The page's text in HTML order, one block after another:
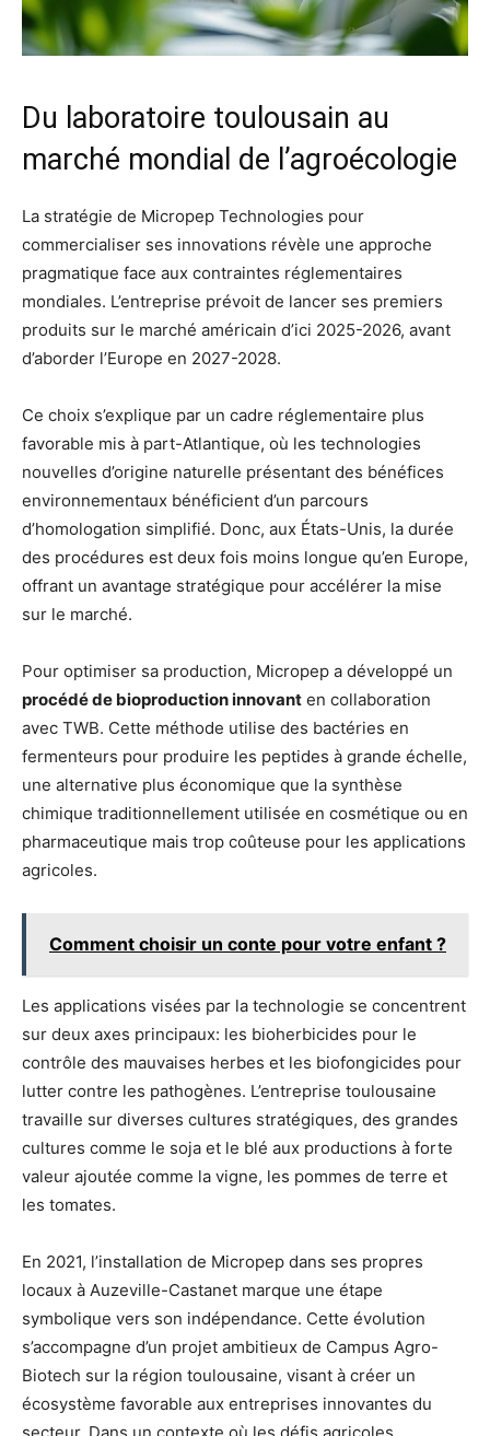
Du laboratoire toulousain au
marché mondial de l’agroécologie
La stratégie de Micropep Technologies pour
commercialiser ses innovations révèle une approche
pragmatique face aux contraintes réglementaires
mondiales. L’entreprise prévoit de lancer ses premiers
produits sur le marché américain d’ici 2025-2026, avant
d’aborder l’Europe en 2027-2028.
Ce choix s’explique par un cadre réglementaire plus
favorable mis à part-Atlantique, où les technologies
nouvelles d’origine naturelle présentant des bénéfices
environnementaux bénéficient d’un parcours
d’homologation simplifié. Donc, aux États-Unis, la durée
des procédures est deux fois moins longue qu’en Europe,
offrant un avantage stratégique pour accélérer la mise
sur le marché.
Pour optimiser sa production, Micropep a développé un
procédé de bioproduction innovant en collaboration
avec TWB. Cette méthode utilise des bactéries en
fermenteurs pour produire les peptides à grande échelle,
une alternative plus économique que la synthèse
chimique traditionnellement utilisée en cosmétique ou en
pharmaceutique mais trop coûteuse pour les applications
agricoles.
Comment choisir un conte pour votre enfant ?
Les applications visées par la technologie se concentrent
sur deux axes principaux: les bioherbicides pour le
contrôle des mauvaises herbes et les biofongicides pour
lutter contre les pathogènes. L’entreprise toulousaine
travaille sur diverses cultures stratégiques, des grandes
cultures comme le soja et le blé aux productions à forte
valeur ajoutée comme la vigne, les pommes de terre et
les tomates.
En 2021, l’installation de Micropep dans ses propres
locaux à Auzeville-Castanet marque une étape
symbolique vers son indépendance. Cette évolution
s’accompagne d’un projet ambitieux de Campus Agro-
Biotech sur la région toulousaine, visant à créer un
écosystème favorable aux entreprises innovantes du